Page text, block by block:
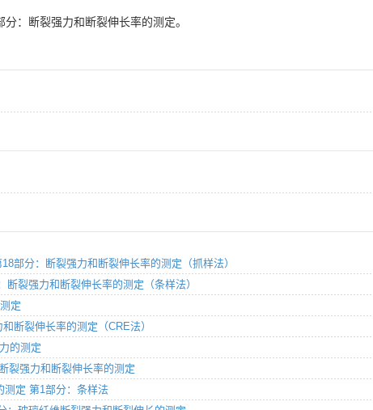
：断裂强力和断裂伸长率的测定。
部分：断裂强力和断裂伸长率的测定（抓样法）
裂强力和断裂伸长率的测定（条样法）
定
断裂伸长率的测定（CRE法）
的测定
裂强力和断裂伸长率的测定
定 第1部分：条样法